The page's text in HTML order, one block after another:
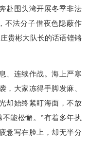
赴围头湾开展冬季非法
不法分子借夜色隐蔽作
贵彬大队长的话语铿锵
连续作战。海上严寒
，大家冻得手脚发麻、
却始终紧盯海面，不放
能松懈。”有着多年执
惫写在脸上，却无半分